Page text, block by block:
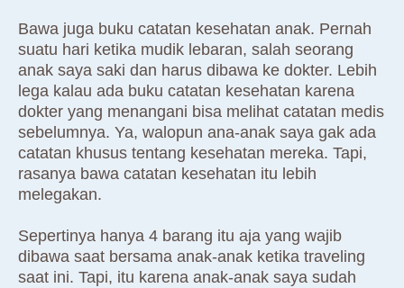
Bawa juga buku catatan kesehatan anak. Pernah
suatu hari ketika mudik lebaran, salah seorang
anak saya saki dan harus dibawa ke dokter. Lebih
lega kalau ada buku catatan kesehatan karena
dokter yang menangani bisa melihat catatan medis
sebelumnya. Ya, walopun ana-anak saya gak ada
catatan khusus tentang kesehatan mereka. Tapi,
rasanya bawa catatan kesehatan itu lebih
melegakan.
Sepertinya hanya 4 barang itu aja yang wajib
dibawa saat bersama anak-anak ketika traveling
saat ini. Tapi, itu karena anak-anak saya sudah